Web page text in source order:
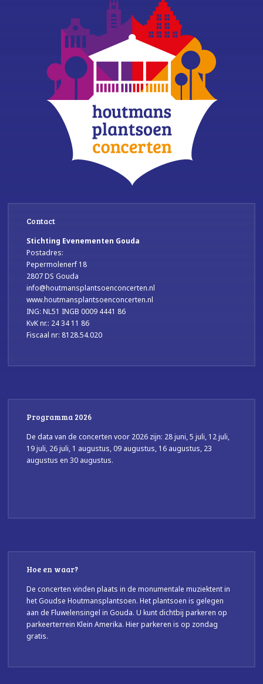
Contact
Stichting Evenementen Gouda
Postadres:
Pepermolenerf 18
2807 DS Gouda
info@houtmansplantsoenconcerten.nl
www.houtmansplantsoenconcerten.nl
ING: NL51 INGB 0009 4441 86
KvK nr.: 24 34 11 86
Fiscaal nr: 8128.54.020
Programma 2026
De data van de concerten voor 2026 zijn: 28 juni, 5 juli, 12 juli,
19 juli, 26 juli, 1 augustus, 09 augustus, 16 augustus, 23
augustus en 30 augustus.
Hoe en waar?
De concerten vinden plaats in de monumentale muziektent in
het Goudse Houtmansplantsoen. Het plantsoen is gelegen
aan de Fluwelensingel in Gouda. U kunt dichtbij parkeren op
parkeerterrein Klein Amerika. Hier parkeren is op zondag
gratis.